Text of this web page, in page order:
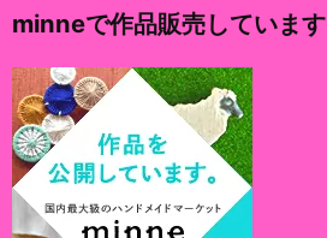
ブ
minneで作品販売しています